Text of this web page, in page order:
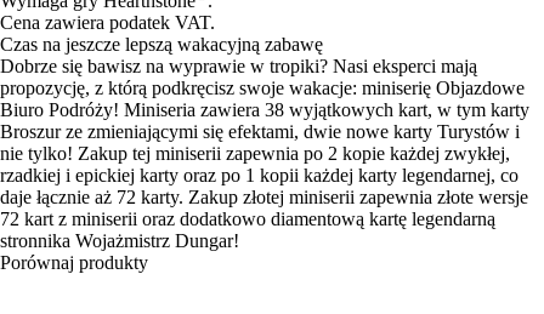
Cena zawiera podatek VAT.
Czas na jeszcze lepszą wakacyjną zabawę
Dobrze się bawisz na wyprawie w tropiki? Nasi eksperci mają
propozycję, z którą podkręcisz swoje wakacje: miniserię Objazdowe
Biuro Podróży! Miniseria zawiera 38 wyjątkowych kart, w tym karty
Broszur ze zmieniającymi się efektami, dwie nowe karty Turystów i
nie tylko! Zakup tej miniserii zapewnia po 2 kopie każdej zwykłej,
rzadkiej i epickiej karty oraz po 1 kopii każdej karty legendarnej, co
daje łącznie aż 72 karty. Zakup złotej miniserii zapewnia złote wersje
72 kart z miniserii oraz dodatkowo diamentową kartę legendarną
stronnika Wojażmistrz Dungar!
Porównaj produkty